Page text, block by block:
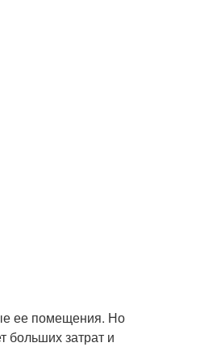
ее помещения. Но
больших затрат и